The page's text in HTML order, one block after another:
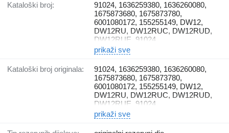
Kataloški broj:
91024, 1636259380, 1636260080,
1675873680, 1675873780,
6001080172, 155255149, DW12,
DW12RU, DW12RUC, DW12RUD,
DW12RUE, 91024
prikaži sve
Kataloški broj originala:
91024, 1636259380, 1636260080,
1675873680, 1675873780,
6001080172, 155255149, DW12,
DW12RU, DW12RUC, DW12RUD,
DW12RUE, 91024
prikaži sve